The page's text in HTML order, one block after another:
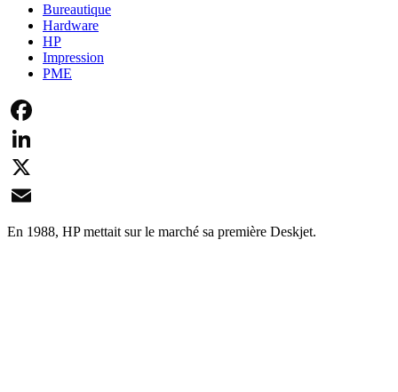
Bureautique
Hardware
HP
Impression
PME
Facebook
LinkedIn
X
Email
En 1988, HP mettait sur le marché sa première Deskjet.